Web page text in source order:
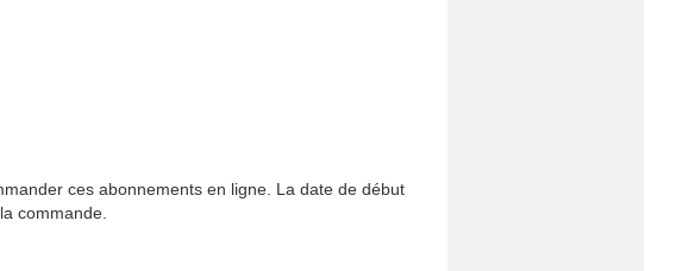
ces abonnements en ligne. La date de début
commande.